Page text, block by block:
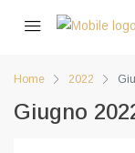
Home 2022
Giugno